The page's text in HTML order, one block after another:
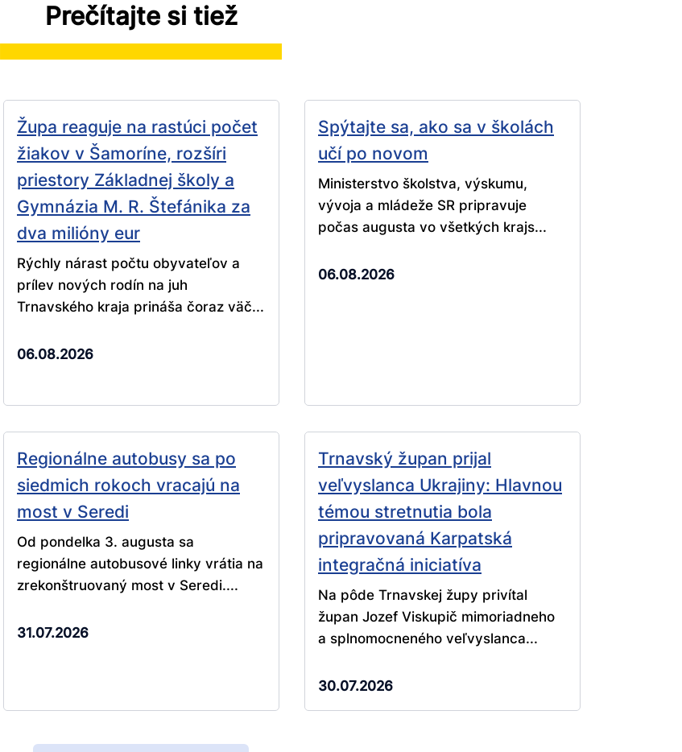
Prečítajte si tiež
Župa reaguje na rastúci počet
žiakov v Šamoríne, rozšíri
priestory Základnej školy a
Gymnázia M. R. Štefánika za
dva milióny eur
Rýchly nárast počtu obyvateľov a
prílev nových rodín na juh
Trnavského kraja prináša čoraz väč...
06.08.2026
Spýtajte sa, ako sa v školách
učí po novom
Ministerstvo školstva, výskumu,
vývoja a mládeže SR pripravuje
počas augusta vo všetkých krajs...
06.08.2026
Regionálne autobusy sa po
siedmich rokoch vracajú na
most v Seredi
Od pondelka 3. augusta sa
regionálne autobusové linky vrátia na
zrekonštruovaný most v Seredi....
31.07.2026
Trnavský župan prijal
veľvyslanca Ukrajiny: Hlavnou
témou stretnutia bola
pripravovaná Karpatská
integračná iniciatíva
Na pôde Trnavskej župy privítal
župan Jozef Viskupič mimoriadneho
a splnomocneného veľvyslanca...
30.07.2026